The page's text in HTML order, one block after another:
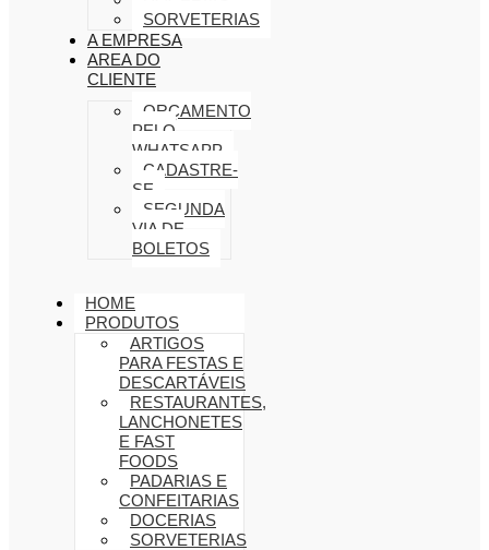
SORVETERIAS
A EMPRESA
AREA DO
CLIENTE
ORÇAMENTO
PELO
WHATSAPP
CADASTRE-
SE
SEGUNDA
VIA DE
BOLETOS
HOME
PRODUTOS
ARTIGOS
PARA FESTAS E
DESCARTÁVEIS
RESTAURANTES,
LANCHONETES
E FAST
FOODS
PADARIAS E
CONFEITARIAS
DOCERIAS
SORVETERIAS